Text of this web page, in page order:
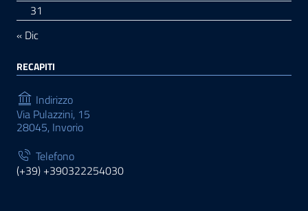
31
« Dic
RECAPITI
Indirizzo
Via Pulazzini, 15
28045, Invorio
Telefono
(+39) +390322254030